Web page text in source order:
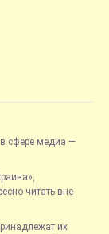
в сфере медиа —
читать вне
их